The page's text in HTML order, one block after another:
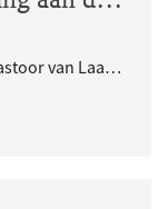
Groenstrook naast de woning aan de Pastoor van Laakstraat 60C